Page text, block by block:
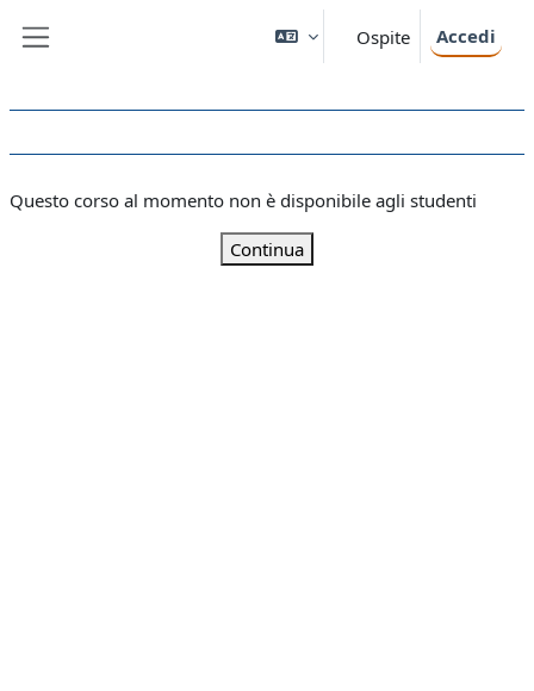
Ospite Accedi
Questo corso al momento non è disponibile agli studenti
Continua